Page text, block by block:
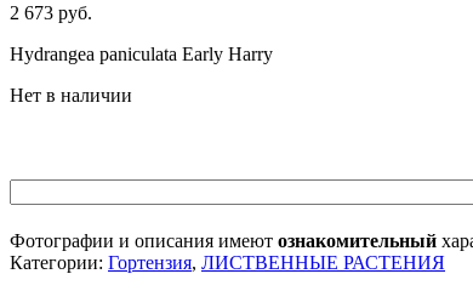
2 673 руб.
Hydrangea paniculata Early Harry
Нет в наличии
Фотографии и описания имеют ознакомительный
Категории: Гортензия, ЛИСТВЕННЫЕ РАСТЕНИЯ